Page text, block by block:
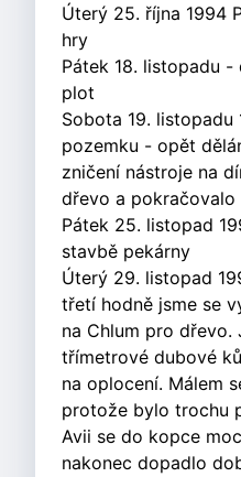
Úterý 25. října 1994
hry
Pátek 18. listopadu
plot
Sobota 19. listopadu
pozemku - opět
zničení nástroje na
dřevo a pokračovalo
Pátek 25. listopad
stavbě pekárny
Úterý 29. listopad
třetí hodně jsme se
na Chlum pro dřevo.
třímetrové dubové
na oplocení. Málem
protože bylo trochu
Avii se do kopce
nakonec dopadlo